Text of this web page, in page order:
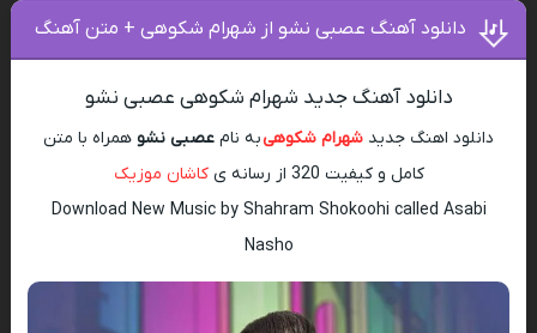
دانلود آهنگ عصبی نشو از شهرام شکوهی + متن آهنگ
دانلود آهنگ جدید شهرام شکوهی عصبی نشو
دانلود اهنگ جدید شهرام شکوهیبه نام عصبی نشو همراه با متن
کامل و کیفیت 320 از رسانه ی
کاشان موزیک
Download New Music by Shahram Shokoohi called Asabi
Nasho